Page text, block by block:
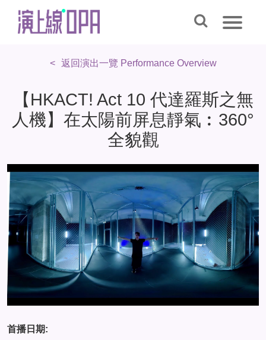
返回演出一覽 Performance Overview
【HKACT! Act 10 代達羅斯之無
人機】在太陽前屏息靜氣︰360°
全貌觀
首播日期: